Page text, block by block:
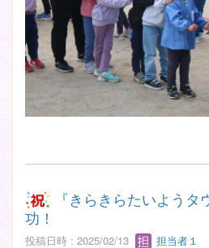
『きらきらたいよう
功！
投稿日時 : 2025/02/13 担当者１